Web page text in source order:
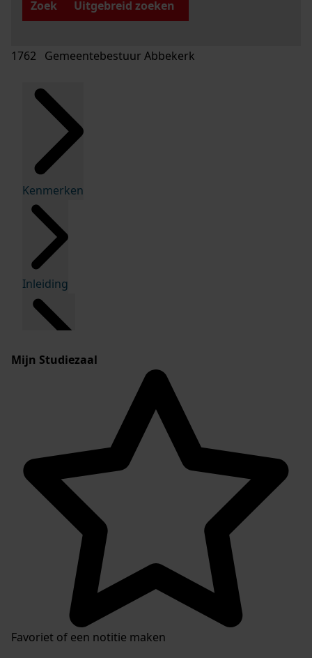
Zoek
Uitgebreid zoeken
1762 Gemeentebestuur Abbekerk
Kenmerken
Inleiding
Mijn Studiezaal
Favoriet of een notitie maken